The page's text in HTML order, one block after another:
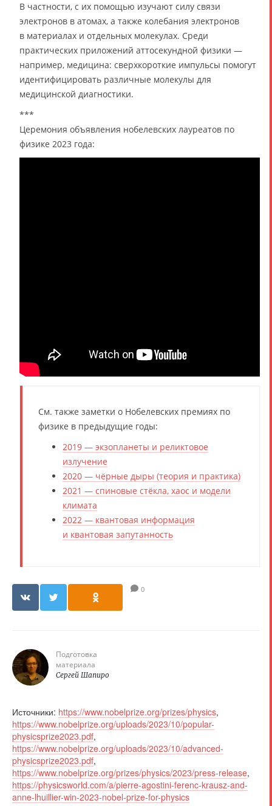
В частности, с их помощью изучают силу связи
электронов в атомах, а также колебания электронов
в материалах и отдельных молекулах. Среди
практических приложений аттосекундной физики —
например, медицина: сверхкороткие импульсы помогут
идентифицировать различные молекулы для
медицинской диагностики.
***
Церемония объявления нобелевских лауреатов по
физике 2023 года:
См. также заметки о Нобелевских премиях по
физике в предыдущие годы:
2019 — экзопланеты и реликтовое
излучение
2020 — чёрные дыры (теория и практика)
2021 — спиновые стёкла, хаос и модели
климата
2022 — квантовая информация
и квантовая запутанность
0
Подготовка
материала
Сергей Шапиро
Источники: https://www.nobelprize.org/prizes/physics,
https://www.nobelprize.org/uploads/2023/10/popular-
physicsprize2023.pdf,
https://www.nobelprize.org/uploads/2023/10/advanced-
physicsprize2023.pdf,
https://www.nobelprize.org/prizes/physics/2023/press-release,
https://physicsworld.com/a/pierre-agostini-ferenc-krausz-and-
anne-lhuillier-win-2023-nobel-prize-for-physics